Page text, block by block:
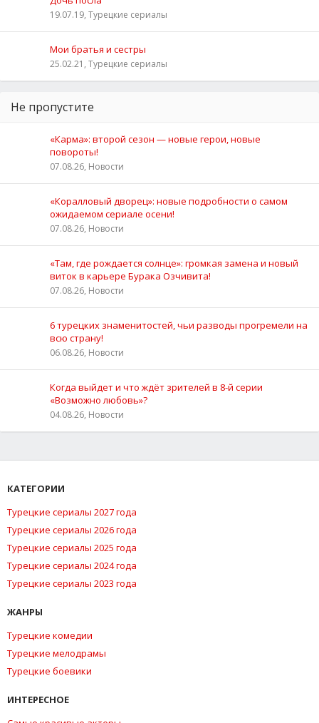
19.07.19, Турецкие сериалы
Мои братья и сестры
25.02.21, Турецкие сериалы
Не пропустите
«Карма»: второй сезон — новые герои, новые
повороты!
07.08.26, Новости
«Коралловый дворец»: новые подробности о самом
ожидаемом сериале осени!
07.08.26, Новости
«Там, где рождается солнце»: громкая замена и новый
виток в карьере Бурака Озчивита!
07.08.26, Новости
6 турецких знаменитостей, чьи разводы прогремели на
всю страну!
06.08.26, Новости
Когда выйдет и что ждёт зрителей в 8-й серии
«Возможно любовь»?
04.08.26, Новости
КАТЕГОРИИ
Турецкие сериалы 2027 года
Турецкие сериалы 2026 года
Турецкие сериалы 2025 года
Турецкие сериалы 2024 года
Турецкие сериалы 2023 года
ЖАНРЫ
Турецкие комедии
Турецкие мелодрамы
Турецкие боевики
ИНТЕРЕСНОЕ